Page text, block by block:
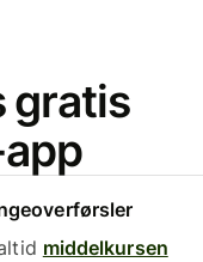
gratis
middelkursen